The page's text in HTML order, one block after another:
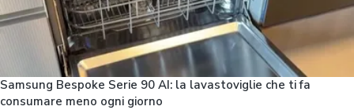
Samsung Bespoke Serie 90 AI: la lavastoviglie che ti fa
consumare meno ogni giorno